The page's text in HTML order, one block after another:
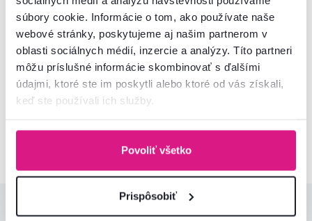
súbory cookie. Informácie o tom, ako používate naše
webové stránky, poskytujeme aj našim partnerom v
oblasti sociálnych médií, inzercie a analýzy. Títo partneri
môžu príslušné informácie skombinovať s ďalšími
údajmi, ktoré ste im poskytli alebo ktoré od vás získali,
keď ste používali ich služby.
Povoliť všetko
Prispôsobiť
Súhlasím s posielaním pravidelného newslettra
na uvedenú adresu.*
Odoberať
e‑mailov tak, aby vám nič neušlo.